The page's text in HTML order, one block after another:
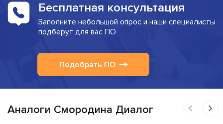
Бесплатная консультация
Заполните небольшой опрос и наши специалисты
подберут для вас ПО
Подобрать ПО
Аналоги Смородина Диалог